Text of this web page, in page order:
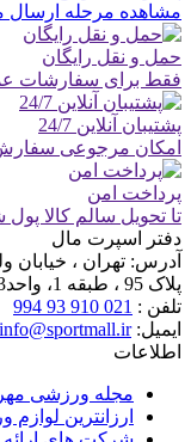
مشاهده مرحله
حمل و نقل رایگان
فقط برای سفارشات
پشتیبان آنلاین 24/7
امکان مرجوعی سفارش تا 24 ساعت (قبل از
پرداخت امن
تا تحویل سالم کالا
دفتر اسپرت مال
آدرس: تهران ، خیابان
پلاک 95 ، طبقه 1، واحد3
تلفن : 021 910 93 994
ایمیل:info@sportmall.ir
اطلاعات
مجله ورزشی
ارزانترین